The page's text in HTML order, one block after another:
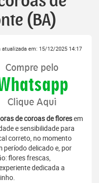
(BA)
atualizada em: 15/12/2025 14:17
de coroas de floresem
e sensibilidade para
correto, no momento
período delicado e, por
flores frescas,
dedicada a